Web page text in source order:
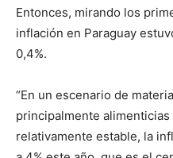
Entonces, mirando los
inflación en Paraguay
0,4%.
“En un escenario de
principalmente alimenticias
relativamente estable, la